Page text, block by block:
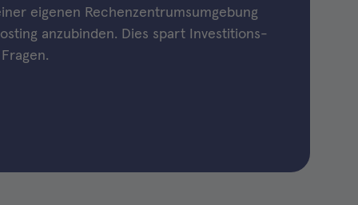
eigenen Rechenzentrumsumgebung
anzubinden. Dies spart Investitions-